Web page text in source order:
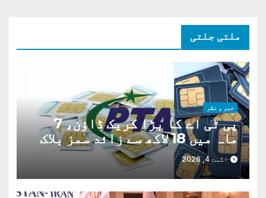
ملتی جلتی
خبر و نظر
پی ٹی اے کا بڑا کریک ڈاؤن، 7
ماہ میں 18 لاکھ سے زائد سمز بلاک
اگست 4, 2026